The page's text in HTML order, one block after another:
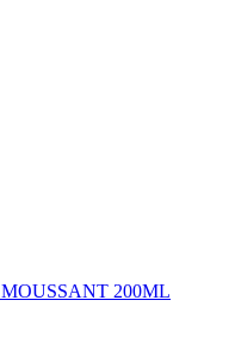
200ML